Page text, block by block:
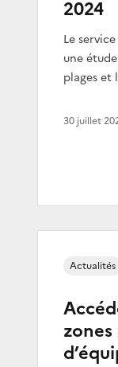
2024
Le
une
plages et
30 juillet
Actualités